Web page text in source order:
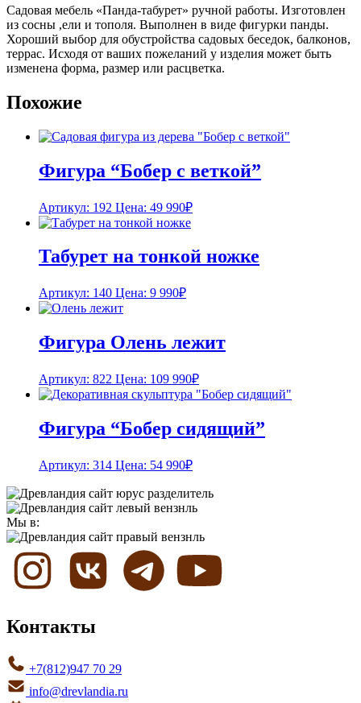
Садовая мебель «Панда-табурет» ручной работы. Изготовлен
из сосны ,ели и тополя. Выполнен в виде фигурки панды.
Хороший выбор для обустройства садовых беседок, балконов,
террас. Исходя от ваших пожеланий у изделия может быть
изменена форма, размер или расцветка.
Похожие
Фигура “Бобер с веткой”
Артикул: 192 Цена: 49 990₽
Табурет на тонкой ножке
Артикул: 140 Цена: 9 990₽
Фигура Олень лежит
Артикул: 822 Цена: 109 990₽
Фигура “Бобер сидящий”
Артикул: 314 Цена: 54 990₽
Мы в:
Контакты
+7(812)947 70 29
info@drevlandia.ru